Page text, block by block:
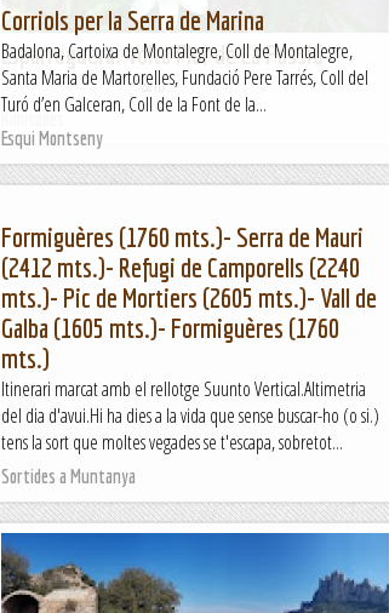
Esparreguera: Volta Flor de La Passió
&nb...
Kimisades
Corriols per la Serra de Marina
Badalona, Cartoixa de Montalegre, Coll de Montalegre,
Santa Maria de Martorelles, Fundació Pere Tarrés, Coll del
Turó d’en Galceran, Coll de la Font de la...
Esqui Montseny
Formiguères (1760 mts.)- Serra de Mauri
(2412 mts.)- Refugi de Camporells (2240
mts.)- Pic de Mortiers (2605 mts.)- Vall de
Galba (1605 mts.)- Formiguères (1760
mts.)
Itinerari marcat amb el rellotge Suunto Vertical.Altimetria
del dia d'avui.Hi ha dies a la vida que sense buscar-ho (o si.)
tens la sort que moltes vegades se t'escapa, sobretot...
Sortides a Muntanya